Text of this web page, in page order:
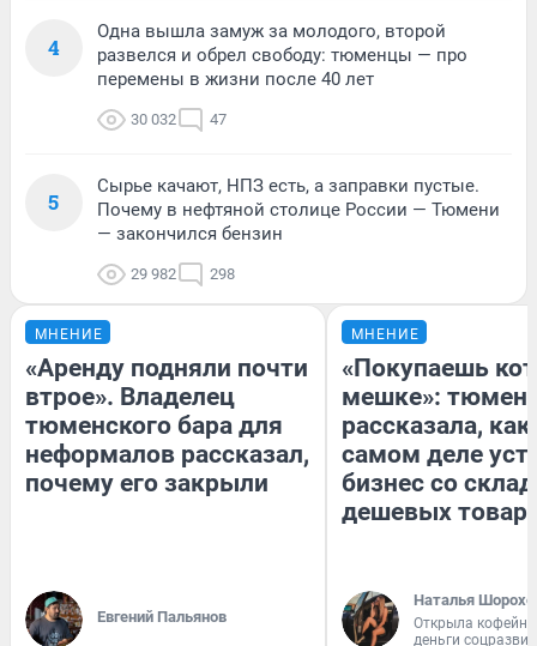
4
Одна вышла замуж за молодого, второй
развелся и обрел свободу: тюменцы — про
перемены в жизни после 40 лет
30 032 47
5
Сырье качают, НПЗ есть, а заправки пустые.
Почему в нефтяной столице России — Тюмени
— закончился бензин
29 982 298
МНЕНИЕ
«Аренду подняли почти
втрое». Владелец
тюменского бара для
неформалов рассказал,
почему его закрыли
Евгений Пальянов
МНЕНИЕ
«Покупаешь
мешке»:
рассказала, как
самом деле
бизнес со
дешевых
Наталья
Открыла
деньги